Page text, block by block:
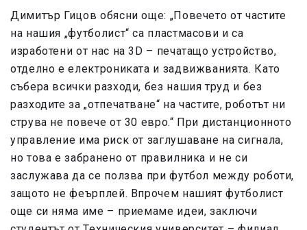
Димитър Гицов обясни още: „Повечето от частите
на нашия „футболист“ са пластмасови и са
изработени от нас на3D – печатащо устройство,
отделно е електрониката и задвижванията. Като
събера всички разходи, без нашия труд и без
разходите за „отпечатване“ на частите, роботът ни
струва не повече от 30 евро.“ При дистанционното
управление има риск от заглушаване на сигнала,
но това е забранено от правилника и не си
заслужава да се ползва при футбол между роботи,
защото не феърплей. Впрочем нашият футболист
още си няма име – приемаме идеи, заключи